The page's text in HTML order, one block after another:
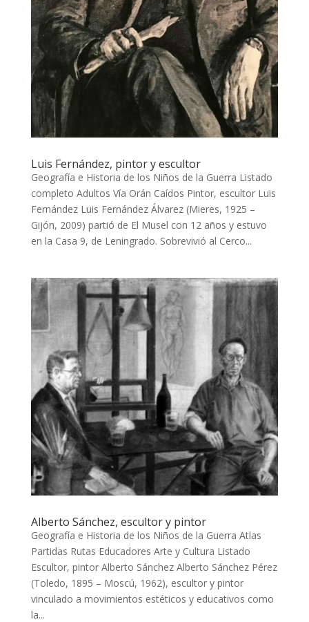
Luis Fernández, pintor y escultor
Geografía e Historia de los Niños de la Guerra Listado
completo Adultos Vía Orán Caídos Pintor, escultor Luis
Fernández Luis Fernández Álvarez (Mieres, 1925 –
Gijón, 2009) partió de El Musel con 12 años y estuvo
en la Casa 9, de Leningrado. Sobrevivió al Cerco...
Alberto Sánchez, escultor y pintor
Geografía e Historia de los Niños de la Guerra Atlas
Partidas Rutas Educadores Arte y Cultura Listado
Escultor, pintor Alberto Sánchez Alberto Sánchez Pérez
(Toledo, 1895 – Moscú, 1962), escultor y pintor
vinculado a movimientos estéticos y educativos como
la...